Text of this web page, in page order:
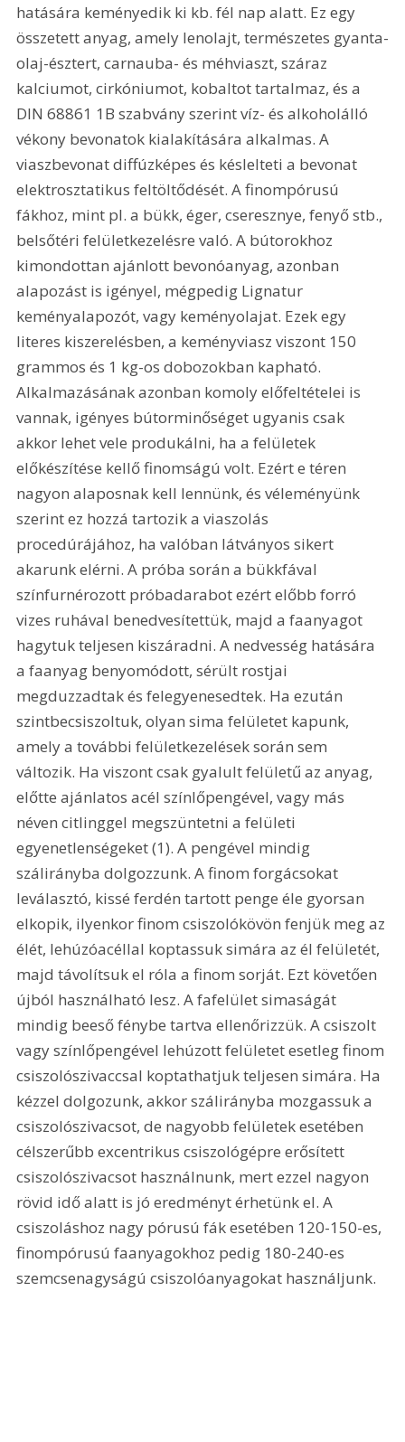
hatására keményedik ki kb. fél nap alatt. Ez egy
összetett anyag, amely lenolajt, természetes gyanta-
olaj-észtert, carnauba- és méhviaszt, száraz
kalciumot, cirkóniumot, kobaltot tartalmaz, és a
DIN 68861 1B szabvány szerint víz- és alkoholálló
vékony bevonatok kialakítására alkalmas. A
viaszbevonat diffúzképes és késlelteti a bevonat
elektrosztatikus feltöltődését. A finompórusú
fákhoz, mint pl. a bükk, éger, cseresznye, fenyő stb.,
belsőtéri felületkezelésre való. A bútorokhoz
kimondottan ajánlott bevonóanyag, azonban
alapozást is igényel, mégpedig Lignatur
keményalapozót, vagy keményolajat. Ezek egy
literes kiszerelésben, a keményviasz viszont 150
grammos és 1 kg-os dobozokban kapható.
Alkalmazásának azonban komoly előfeltételei is
vannak, igényes bútorminőséget ugyanis csak
akkor lehet vele produkálni, ha a felületek
előkészítése kellő finomságú volt. Ezért e téren
nagyon alaposnak kell lennünk, és véleményünk
szerint ez hozzá tartozik a viaszolás
procedúrájához, ha valóban látványos sikert
akarunk elérni. A próba során a bükkfával
színfurnérozott próbadarabot ezért előbb forró
vizes ruhával benedvesítettük, majd a faanyagot
hagytuk teljesen kiszáradni. A nedvesség hatására
a faanyag benyomódott, sérült rostjai
megduzzadtak és felegyenesedtek. Ha ezután
szintbecsiszoltuk, olyan sima felületet kapunk,
amely a további felületkezelések során sem
változik. Ha viszont csak gyalult felületű az anyag,
előtte ajánlatos acél színlőpengével, vagy más
néven citlinggel megszüntetni a felületi
egyenetlenségeket (1). A pengével mindig
szálirányba dolgozzunk. A finom forgácsokat
leválasztó, kissé ferdén tartott penge éle gyorsan
elkopik, ilyenkor finom csiszolókövön fenjük meg az
élét, lehúzóacéllal koptassuk simára az él felületét,
majd távolítsuk el róla a finom sorját. Ezt követően
újból használható lesz. A fafelület simaságát
mindig beeső fénybe tartva ellenőrizzük. A csiszolt
vagy színlőpengével lehúzott felületet esetleg finom
csiszolószivaccsal koptathatjuk teljesen simára. Ha
kézzel dolgozunk, akkor szálirányba mozgassuk a
csiszolószivacsot, de nagyobb felületek esetében
célszerűbb excentrikus csiszológépre erősített
csiszolószivacsot használnunk, mert ezzel nagyon
rövid idő alatt is jó eredményt érhetünk el. A
csiszoláshoz nagy pórusú fák esetében 120-150-es,
finompórusú faanyagokhoz pedig 180-240-es
szemcsenagyságú csiszolóanyagokat használjunk.